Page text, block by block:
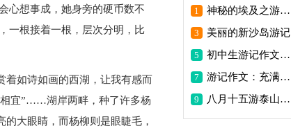
心想事成，她身旁的硬币数不
一根接着一根，层次分明，比
如诗如画的西湖，让我有感而
相宜”……湖岸两畔，种了许多杨
大眼睛，而杨柳则是眼睫毛，
1 神秘的埃及之游800字作文
3 美丽的新沙岛游记
5 初中生游记作文：美国之旅
7 游记作文：充满挑战的法国之旅
9 八月十五游泰山游记作文